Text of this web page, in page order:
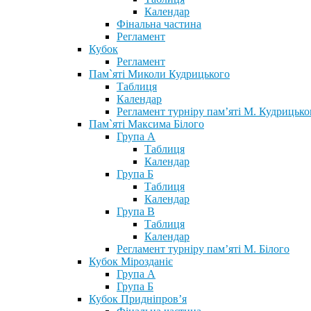
Календар
Фінальна частина
Регламент
Кубок
Регламент
Пам`яті Миколи Кудрицького
Таблиця
Календар
Регламент турніру пам’яті М.
Пам`яті Максима Білого
Група А
Таблиця
Календар
Група Б
Таблиця
Календар
Група В
Таблиця
Календар
Регламент турніру пам’яті М. Білого
Кубок Мірозданіє
Група А
Група Б
Кубок Придніпров’я